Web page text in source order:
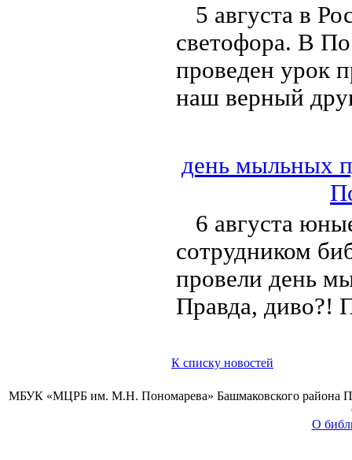
5 августа в
светофора. В
проведен урок
наш верный
день мыльных
6 августа
сотрудником
провели день
Правда, диво?!
К списку новостей
МБУК «МЦРБ им. М.Н. Пономарева» Башмаковского района
О